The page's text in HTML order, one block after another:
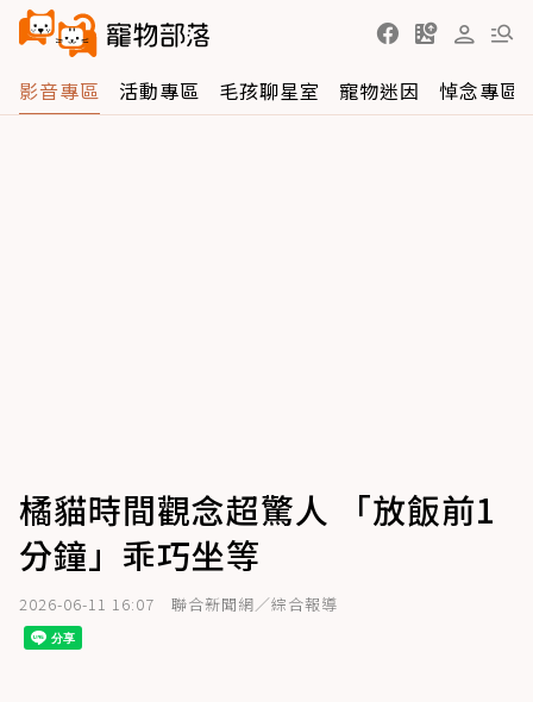
影音專區 活動專區 毛孩聊星室 寵物迷因 悼念專區
橘貓時間觀念超驚人 「放飯前1
分鐘」乖巧坐等
2026-06-11 16:07 聯合新聞網／綜合報導